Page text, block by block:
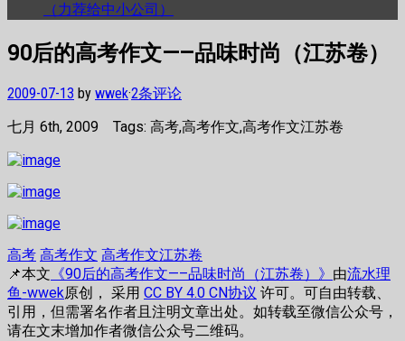
（力荐给中小公司）
90后的高考作文—–品味时尚（江苏卷）
2009-07-13 by wwek·2条评论
七月 6th, 2009 Tags: 高考,高考作文,高考作文江苏卷
高考 高考作文 高考作文江苏卷
📌本文 《90后的高考作文—–品味时尚（江苏卷）》 由流水理
鱼-wwek原创， 采用 CC BY 4.0 CN协议 许可。可自由转载、
引用，但需署名作者且注明文章出处。如转载至微信公众号，
请在文末增加作者微信公众号二维码。